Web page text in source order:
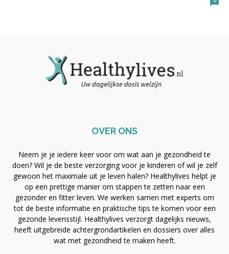
OVER ONS
Neem je je iedere keer voor om wat aan je gezondheid te
doen? Wil je de beste verzorging voor je kinderen of wil je zelf
gewoon het maximale uit je leven halen? Healthylives helpt je
op een prettige manier om stappen te zetten naar een
gezonder en fitter leven. We werken samen met experts om
tot de beste informatie en praktische tips te komen voor een
gezonde levensstijl. Healthylives verzorgt dagelijks nieuws,
heeft uitgebreide achtergrondartikelen en dossiers over alles
wat met gezondheid te maken heeft.